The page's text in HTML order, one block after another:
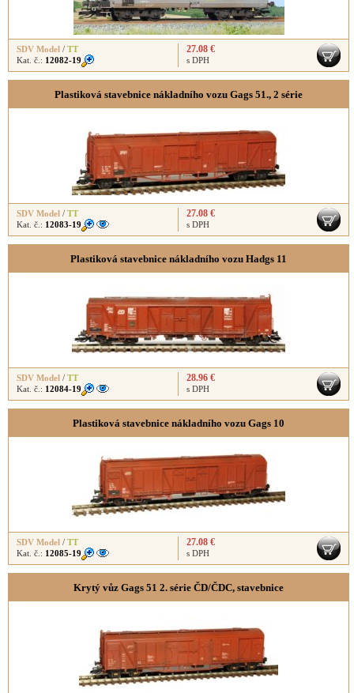
SDV Model / TT
Kat. č.: 12082-19
27.08 €
s DPH
Plastiková stavebnice nákladního vozu Gags 51., 2 série
SDV Model / TT
Kat. č.: 12083-19
27.08 €
s DPH
Plastiková stavebnice nákladního vozu Hadgs 11
SDV Model / TT
Kat. č.: 12084-19
28.96 €
s DPH
Plastiková stavebnice nákladního vozu Gags 10
SDV Model / TT
Kat. č.: 12085-19
27.08 €
s DPH
Krytý vůz Gags 51 2. série ČD/ČDC, stavebnice